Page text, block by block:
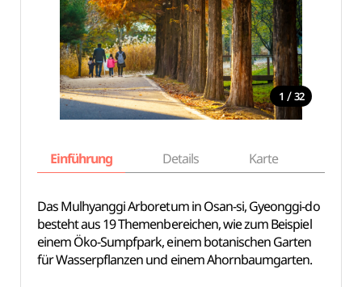
1 / 32
Einführung Details Karte
Das Mulhyanggi Arboretum in Osan-si, Gyeonggi-do
besteht aus 19 Themenbereichen, wie zum Beispiel
einem Öko-Sumpfpark, einem botanischen Garten
für Wasserpflanzen und einem Ahornbaumgarten.